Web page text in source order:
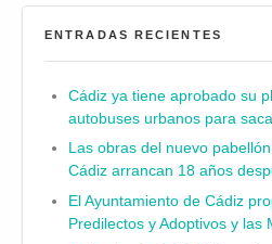
ENTRADAS RECIENTES
Cádiz ya tiene aprobado su
autobuses urbanos para
Las obras del nuevo
Cádiz arrancan 18 años
El Ayuntamiento de Cádiz
Predilectos y Adoptivos y las